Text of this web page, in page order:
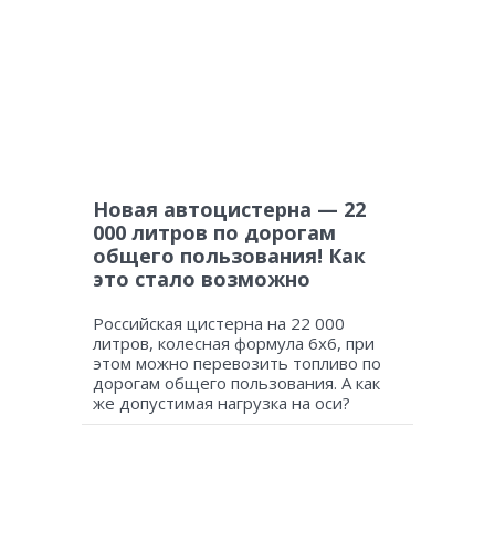
Новая автоцистерна — 22
000 литров по дорогам
общего пользования! Как
это стало возможно
Российская цистерна на 22 000
литров, колесная формула 6х6, при
этом можно перевозить топливо по
дорогам общего пользования. А как
же допустимая нагрузка на оси?